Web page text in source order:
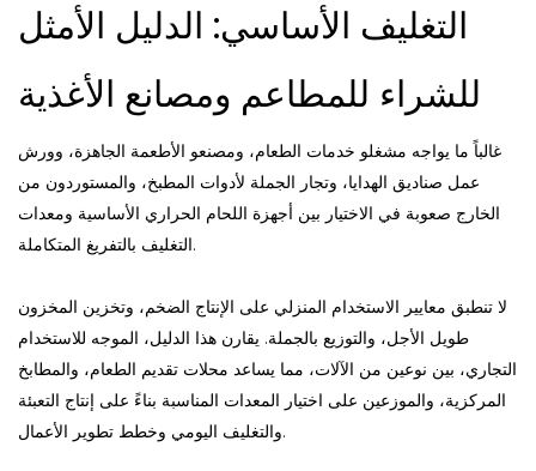
التغليف الأساسي: الدليل الأمثل
للشراء للمطاعم ومصانع الأغذية
غالباً ما يواجه مشغلو خدمات الطعام، ومصنعو الأطعمة الجاهزة، وورش
عمل صناديق الهدايا، وتجار الجملة لأدوات المطبخ، والمستوردون من
الخارج صعوبة في الاختيار بين أجهزة اللحام الحراري الأساسية ومعدات
التغليف بالتفريغ المتكاملة.
لا تنطبق معايير الاستخدام المنزلي على الإنتاج الضخم، وتخزين المخزون
طويل الأجل، والتوزيع بالجملة. يقارن هذا الدليل، الموجه للاستخدام
التجاري، بين نوعين من الآلات، مما يساعد محلات تقديم الطعام، والمطابخ
المركزية، والموزعين على اختيار المعدات المناسبة بناءً على إنتاج التعبئة
والتغليف اليومي وخطط تطوير الأعمال.